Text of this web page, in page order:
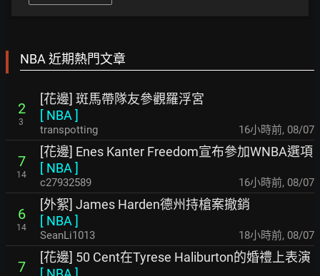
NBA 近期熱門文章
2
3
[花邊] 斑馬帶隊友參觀羅浮宮
[ NBA ]
transpotting 16小時前, 08/07
7
14
[花邊] Enes Kanter Freedom宣布參加WNBA選項
[ NBA ]
c27932589 16小時前, 08/07
6
14
[外絮] James Harden德州持槍案撤銷
[ NBA ]
SeanLi1013 18小時前, 08/07
7
[花邊] 50 Cent在Tyrese Haliburton的婚禮上表演